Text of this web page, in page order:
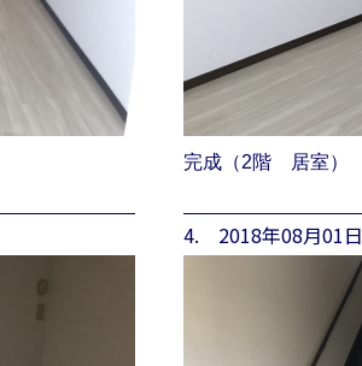
完成（2階 居室）
4. 2018年08月01日